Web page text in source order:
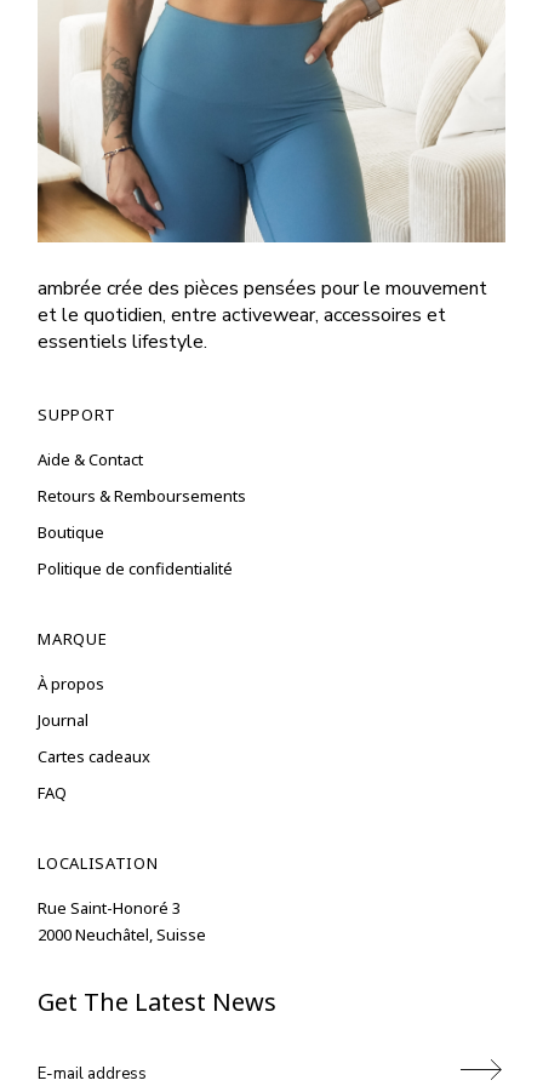
ambrée crée des pièces pensées pour le mouvement
et le quotidien, entre activewear, accessoires et
essentiels lifestyle.
SUPPORT
Aide & Contact
Retours & Remboursements
Boutique
Politique de confidentialité
MARQUE
À propos
Journal
Cartes cadeaux
FAQ
LOCALISATION
Rue Saint-Honoré 3
2000 Neuchâtel, Suisse
Get The Latest News